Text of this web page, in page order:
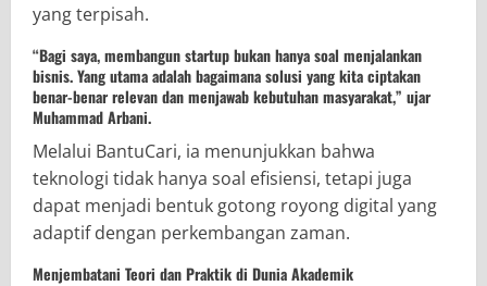
yang terpisah.
“Bagi saya, membangun startup bukan hanya soal menjalankan
bisnis. Yang utama adalah bagaimana solusi yang kita ciptakan
benar-benar relevan dan menjawab kebutuhan masyarakat,” ujar
Muhammad Arbani.
Melalui BantuCari, ia menunjukkan bahwa
teknologi tidak hanya soal efisiensi, tetapi juga
dapat menjadi bentuk gotong royong digital yang
adaptif dengan perkembangan zaman.
Menjembatani Teori dan Praktik di Dunia Akademik